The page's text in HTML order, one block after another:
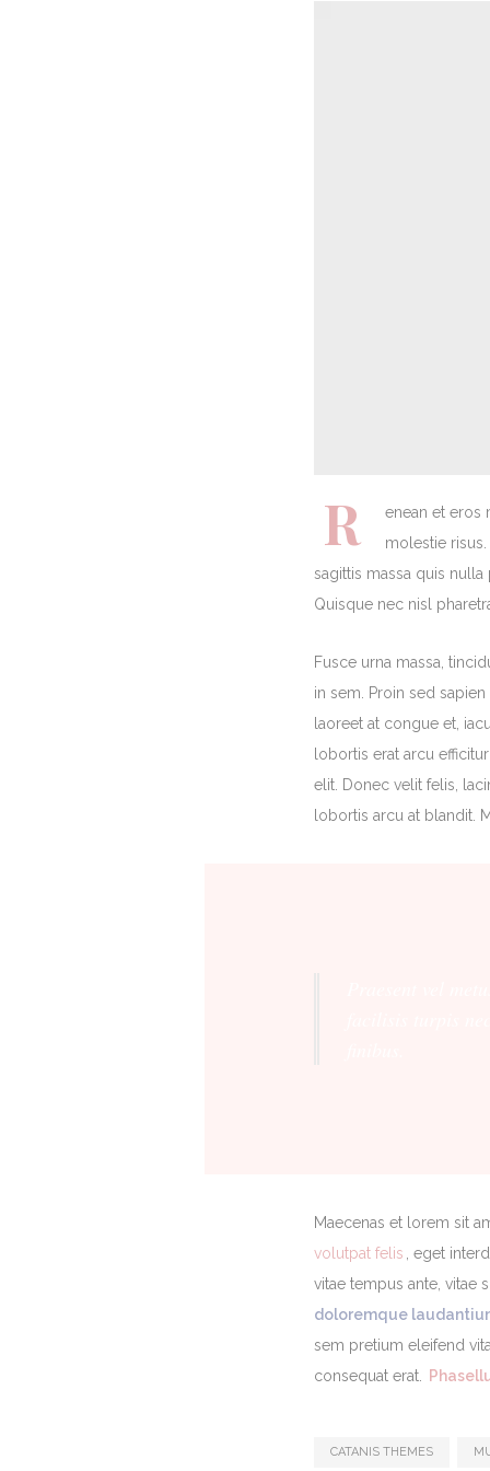
R
enean et eros
molestie
sagittis massa quis
Quisque nec nisl
Fusce urna massa,
in sem. Proin sed
laoreet at congue et,
lobortis erat arcu
elit. Donec velit felis,
lobortis arcu at blandit.
Maecenas et lorem sit
volutpat felis
, eget
vitae tempus ante, vitae
doloremque
sem pretium eleifend
consequat erat.
CATANIS THEMES